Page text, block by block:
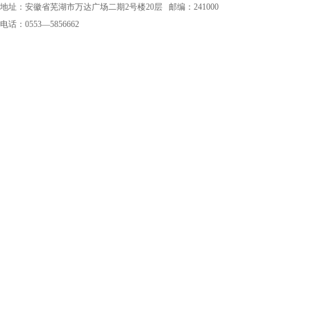
地址：安徽省芜湖市万达广场二期2号楼20层 邮编：241000
电话：0553—5856662